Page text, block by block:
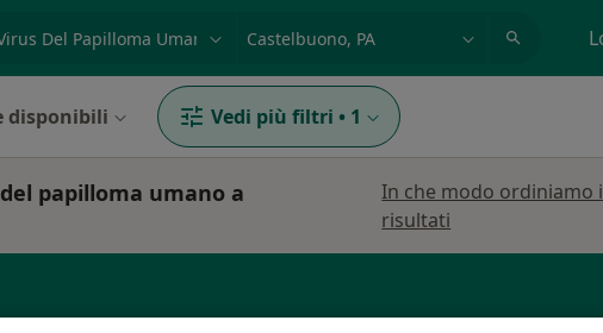
disponibili Vedi più filtri • 1
papilloma umano a
In che modo ordiniamo i
risultati